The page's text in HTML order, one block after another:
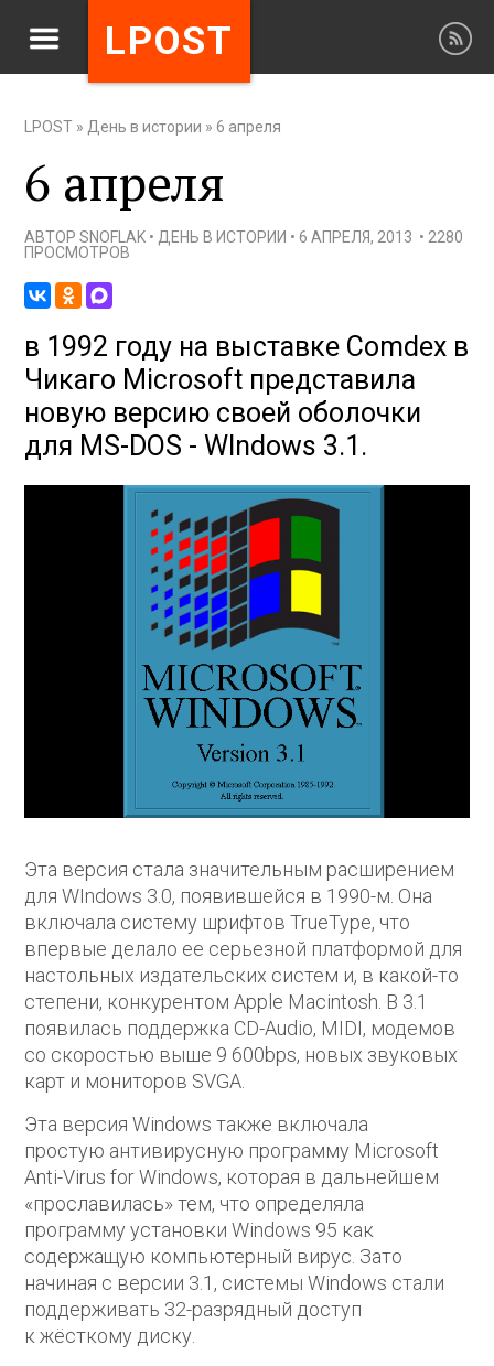
LPOST
LPOST » День в истории »6 апреля
6 апреля
АВТОРSNOFLAK • ДЕНЬ В ИСТОРИИ •6 АПРЕЛЯ, 2013 • 2280
ПРОСМОТРОВ
в 1992 году на выставке Comdex в
Чикаго Microsoft представила
новую версию своей оболочки
для MS-DOS - WIndows 3.1.
Эта версия стала значительным расширением
для WIndows 3.0, появившейся в 1990-м. Она
включала систему шрифтов TrueType, что
впервые делало ее серьезной платформой для
настольных издательских систем и, в какой-то
степени, конкурентом Apple Macintosh. В 3.1
появилась поддержка CD-Audio, MIDI, модемов
со скоростью выше 9 600bps, новых звуковых
карт и мониторов SVGA.
Эта версия Windows также включала
простую антивирусную программу Microsoft
Anti-Virus for Windows, которая в дальнейшем
«прославилась» тем, что определяла
программу установки Windows 95 как
содержащую компьютерный вирус. Зато
начиная с версии 3.1, системы Windows стали
поддерживать 32-разрядный доступ
к жёсткому диску.